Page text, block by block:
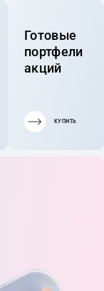
Готовые
портфели
акций
КУПИТЬ